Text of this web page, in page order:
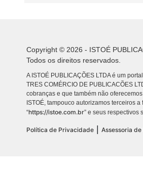
Copyright © 2026 - ISTOÉ
Todos os direitos reservados.
A ISTOÉ PUBLICAÇÕES LTDA é um
TRES COMÉRCIO DE PUBLICACÕES
cobranças e que também não
ISTOÉ, tampouco autorizamos terceiros
“https://istoe.com.br” e seus respectivos
Política de Privacidade Assessoria